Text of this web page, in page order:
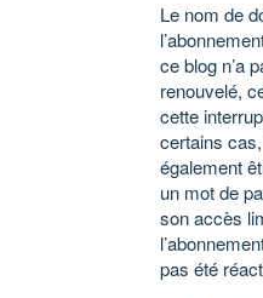
Le nom de
ce blog n’a
renouvelé,
cette
certains
également
un mot de
son accès
pas été